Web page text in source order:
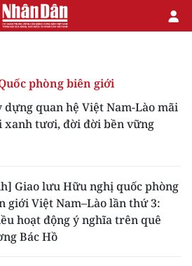
phòng biên giới
dựng quan hệ Việt Nam-Lào mãi
xanh tươi, đời đời bền vững
Giao lưu Hữu nghị quốc phòng
giới Việt Nam–Lào lần thứ 3:
hoạt động ý nghĩa trên quê
Bác Hồ